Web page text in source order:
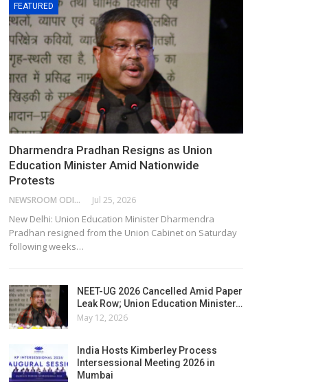
FEATURED
Dharmendra Pradhan Resigns as Union
Education Minister Amid Nationwide
Protests
NEWSROOM ODISHA NETWORK Jul 25, 2026
New Delhi: Union Education Minister Dharmendra
Pradhan resigned from the Union Cabinet on Saturday
following weeks…
NEET-UG 2026 Cancelled Amid Paper
Leak Row; Union Education Minister…
May 12, 2026
India Hosts Kimberley Process
Intersessional Meeting 2026 in
Mumbai